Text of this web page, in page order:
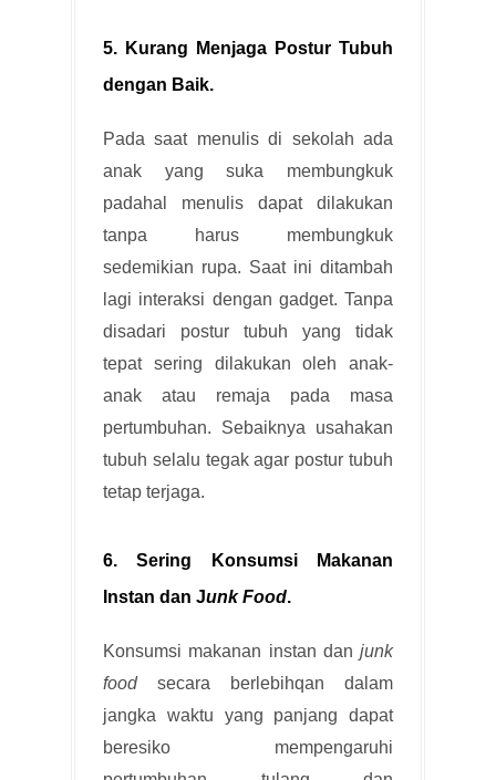
5. Kurang Menjaga Postur Tubuh
dengan Baik.
Pada saat menulis di sekolah ada
anak yang suka membungkuk
padahal menulis dapat dilakukan
tanpa harus membungkuk
sedemikian rupa. Saat ini ditambah
lagi interaksi dengan gadget. Tanpa
disadari postur tubuh yang tidak
tepat sering dilakukan oleh anak-
anak atau remaja pada masa
pertumbuhan. Sebaiknya usahakan
tubuh selalu tegak agar postur tubuh
tetap terjaga.
6. Sering Konsumsi Makanan
Instan dan Junk Food.
Konsumsi makanan instan dan junk
foodsecara berlebihqan dalam
jangka waktu yang panjang dapat
beresiko mempengaruhi